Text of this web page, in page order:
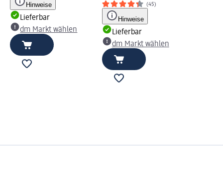
Hinweise
Lieferbar
dm Markt wählen
(45)
Hinweise
Lieferbar
dm Markt wählen